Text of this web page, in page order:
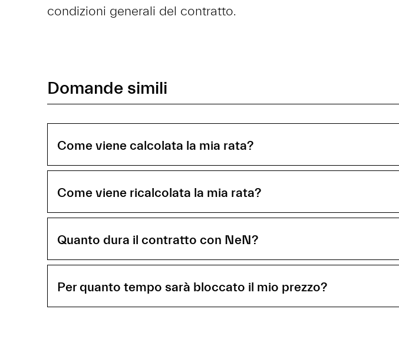
condizioni generali del contratto.
Domande simili
Come viene calcolata la mia rata?
Come viene ricalcolata la mia rata?
Quanto dura il contratto con NeN?
Per quanto tempo sarà bloccato il mio prezzo?